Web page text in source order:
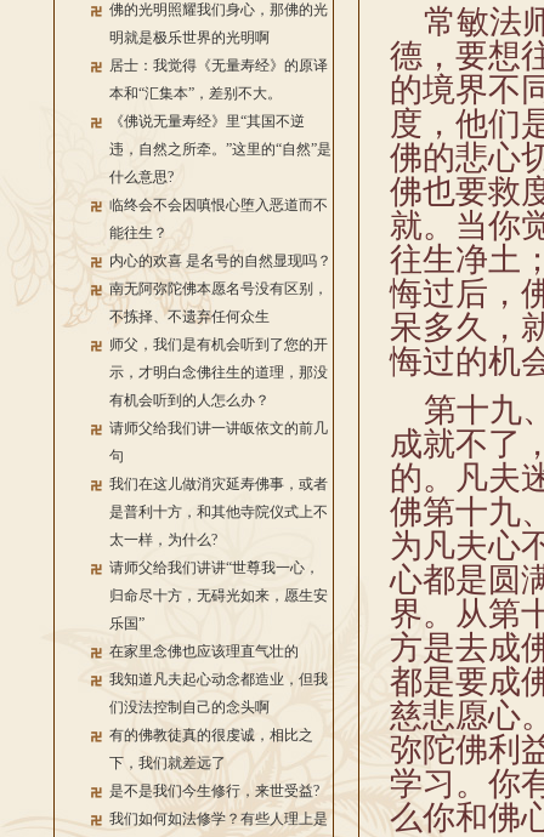
佛的光明照耀我们身心，那佛的光
明就是极乐世界的光明啊
居士：我觉得《无量寿经》的原译
本和“汇集本”，差别不大。
《佛说无量寿经》里“其国不逆
违，自然之所牵。”这里的“自然”是
什么意思?
临终会不会因嗔恨心堕入恶道而不
能往生？
内心的欢喜 是名号的自然显现吗？
南无阿弥陀佛本愿名号没有区别，
不拣择、不遗弃任何众生
师父，我们是有机会听到了您的开
示，才明白念佛往生的道理，那没
有机会听到的人怎么办？
请师父给我们讲一讲皈依文的前几
句
我们在这儿做消灾延寿佛事，或者
是普利十方，和其他寺院仪式上不
太一样，为什么?
请师父给我们讲讲“世尊我一心，
归命尽十方，无碍光如来，愿生安
乐国”
在家里念佛也应该理直气壮的
我知道凡夫起心动念都造业，但我
们没法控制自己的念头啊
有的佛教徒真的很虔诚，相比之
下，我们就差远了
是不是我们今生修行，来世受益?
我们如何如法修学？有些人理上是
常敏法
德，要想
的境界不
度，他们
佛的悲心
佛也要救
就。当你
往生净土
悔过后，
呆多久，
悔过的机
第十九
成就不了
的。凡夫
佛第十九
为凡夫心
心都是圆
界。从第
方是去成
都是要成
慈悲愿心
弥陀佛利
学习。你
么你和佛